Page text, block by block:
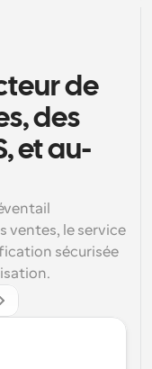
de
des
et au-
ventes, le service
sécurisée